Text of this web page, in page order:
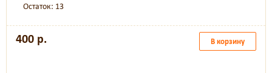
Остаток: 13
400 р. В корзину